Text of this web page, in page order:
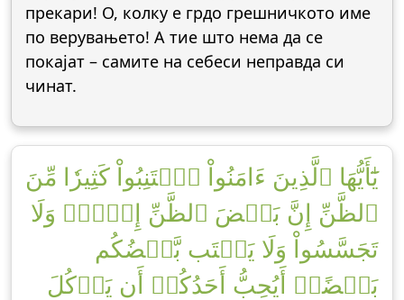
прекари! О, колку е грдо грешничкото име
по верувањето! А тие што нема да се
покајат – самите на себеси неправда си
чинат.
يَٰٓأَيُّهَا ٱلَّذِينَ ءَامَنُواْ ٱجۡتَنِبُواْ كَثِيرٗا مِّنَ
ٱلظَّنِّ إِنَّ بَعۡضَ ٱلظَّنِّ إِثۡمٞۖ وَلَا
تَجَسَّسُواْ وَلَا يَغۡتَب بَّعۡضُكُم
بَعۡضًاۚ أَيُحِبُّ أَحَدُكُمۡ أَن يَأۡكُلَ